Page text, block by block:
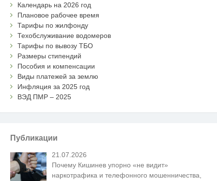
Календарь на 2026 год
Плановое рабочее время
Тарифы по жилфонду
Техобслуживание водомеров
Тарифы по вывозу ТБО
Размеры стипендий
Пособия и компенсации
Виды платежей за землю
Инфляция за 2025 год
ВЭД ПМР – 2025
Публикации
21.07.2026
Почему Кишинев упорно «не видит»
наркотрафика и телефонного мошенничества,